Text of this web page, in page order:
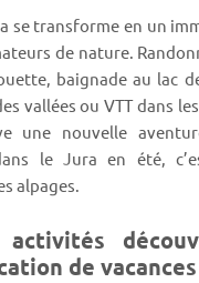
se transforme en un
de nature.
baignade au lac
vallées ou VTT dans
une nouvelle
le Jura en été,
alpages.
activités
de